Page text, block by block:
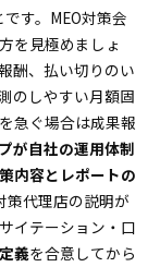
優良企業なら
見分け方
りのケース
活きるシーン
視すべき観点
を探そう
選び方の新常
す。MEO対策会
を見極めましょ
酬、払い切りのい
のしやすい月額固
急ぐ場合は成果報
が自社の運用体制
内容とレポートの
策代理店の説明が
イテーション・口
義を合意してから